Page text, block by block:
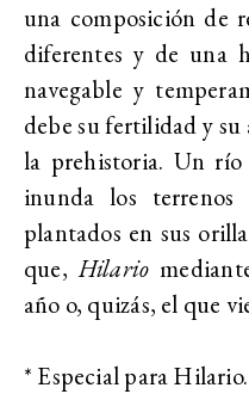
una composición de
diferentes y de una
navegable y
debe su fertilidad y
la prehistoria. Un río
inunda los terrenos
plantados en sus
que,Hilario
año o, quizás, el que
* Especial para